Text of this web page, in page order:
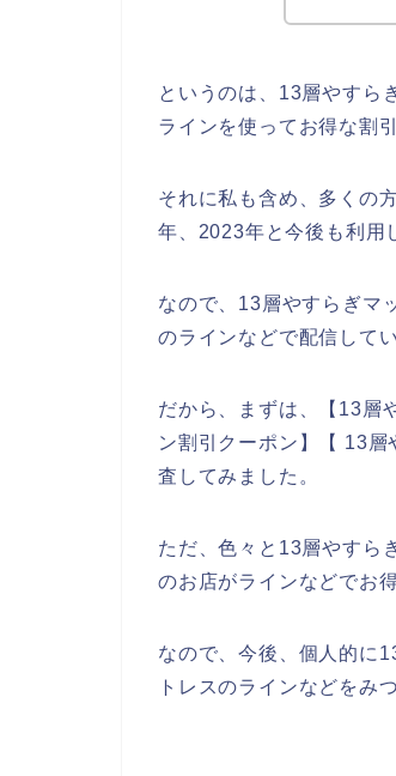
というのは、13層やすら
ラインを使ってお得な割
それに私も含め、多くの
年、2023年と今後も利用
なので、13層やすらぎマ
のラインなどで配信して
だから、まずは、【13層
ン割引クーポン】【 13
査してみました。
ただ、色々と13層やすら
のお店がラインなどでお
なので、今後、個人的に
トレスのラインなどをみ